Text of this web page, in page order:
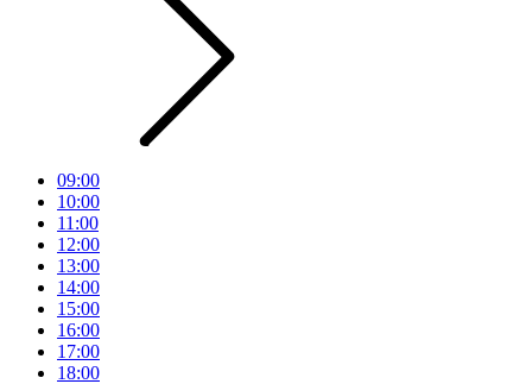
09:00
10:00
11:00
12:00
13:00
14:00
15:00
16:00
17:00
18:00